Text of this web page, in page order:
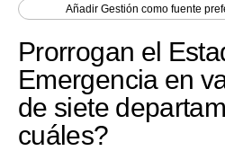
Economía
Mercados
Perú
AñadirGestión como fuente
Prorrogan el
Emergencia en
de siete
cuáles?